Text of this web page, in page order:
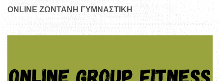
ONLINE ΖΩΝΤΑΝΗ ΓΥΜΝΑΣΤΙΚΗ